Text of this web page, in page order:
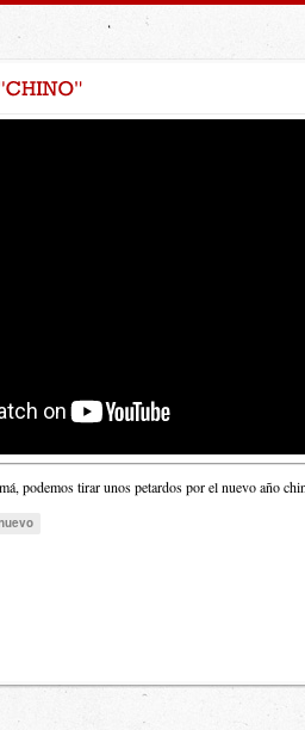
podemos tirar unos petardos por el nuevo año